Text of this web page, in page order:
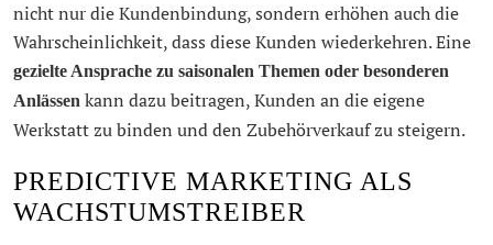
nicht nur die Kundenbindung, sondern erhöhen auch die
Wahrscheinlichkeit, dass diese Kunden wiederkehren. Eine
gezielte Ansprache zu saisonalen Themen oder besonderen
Anlässen kann dazu beitragen, Kunden an die eigene
Werkstatt zu binden und den Zubehörverkauf zu steigern.
PREDICTIVE MARKETING ALS
WACHSTUMSTREIBER